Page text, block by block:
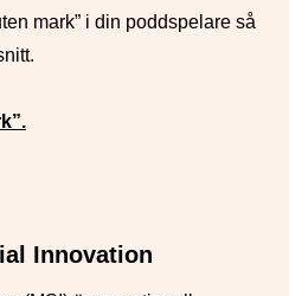
mark” i din poddspelare så
Innovation